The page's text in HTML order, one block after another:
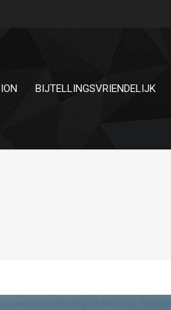
BIJTELLINGSVRIENDELIJK